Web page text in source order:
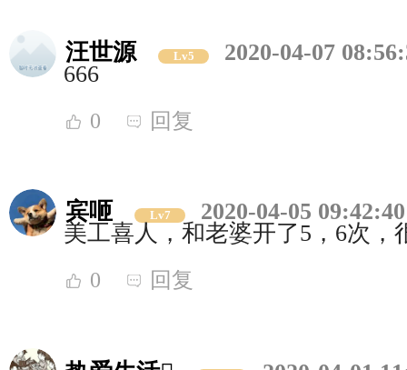
汪世源 Lv5
2020-04-07
666
0 回复
宾咂 Lv7
2020-04-05 09:42:40
美工喜人，和老婆开了5，6次，
0 回复